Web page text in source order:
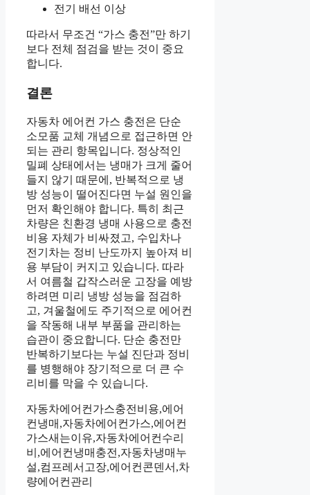
전기 배선 이상
따라서 무조건 “가스 충전”만 하기
보다 전체 점검을 받는 것이 중요
합니다.
결론
자동차 에어컨 가스 충전은 단순
소모품 교체 개념으로 접근하면 안
되는 관리 항목입니다. 정상적인
밀폐 상태에서는 냉매가 크게 줄어
들지 않기 때문에, 반복적으로 냉
방 성능이 떨어진다면 누설 원인을
먼저 확인해야 합니다. 특히 최근
차량은 친환경 냉매 사용으로 충전
비용 자체가 비싸졌고, 수입차나
전기차는 정비 난도까지 높아져 비
용 부담이 커지고 있습니다. 따라
서 여름철 갑작스러운 고장을 예방
하려면 미리 냉방 성능을 점검하
고, 겨울철에도 주기적으로 에어컨
을 작동해 내부 부품을 관리하는
습관이 중요합니다. 단순 충전만
반복하기보다는 누설 진단과 정비
를 병행해야 장기적으로 더 큰 수
리비를 막을 수 있습니다.
자동차에어컨가스충전비용,에어
컨냉매,자동차에어컨가스,에어컨
가스새는이유,자동차에어컨수리
비,에어컨냉매충전,자동차냉매누
설,컴프레서고장,에어컨콘덴서,차
량에어컨관리